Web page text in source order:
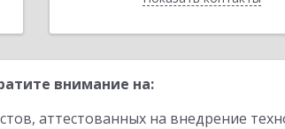
внимание на:
аттестованных на внедрение